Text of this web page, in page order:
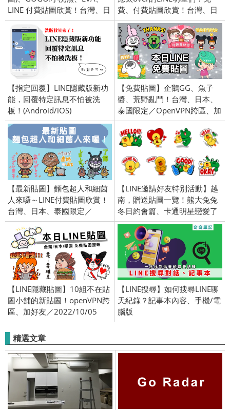
LINE 付費貼圖欣賞！台灣、日
本、全區限定／openVPN 跨區
／2015/2/5
費、付費貼圖欣賞！台灣、日
本、泰國限定／openVPN跨區
／2016/9/29
【指定回覆】LINE隱藏版新功
能，回覆特定訊息不怕被洗
板！(Android/iOS)
【免費貼圖】企鵝GG、魚子
醬、荒野亂鬥！台灣、日本、
泰國限定／OpenVPN跨區、加
好友、綁門號／2020/5/5
【最新貼圖】麵包超人和細菌
人來囉～LINE付費貼圖欣賞！
台灣、日本、泰國限定／
openVPN跨區／2016/3/17
【LINE邀請好友特別活動】越
南，贈送貼圖一覽！熊大兔兔
冬日約會篇、卡通明星戀愛了
【LINE隱藏貼圖】10組不在貼
圖小舖的新貼圖！openVPN跨
區、加好友／2022/10/05
【LINE搜尋】如何搜尋LINE聊
天紀錄？記事本內容、手機/電
腦版
精選文章